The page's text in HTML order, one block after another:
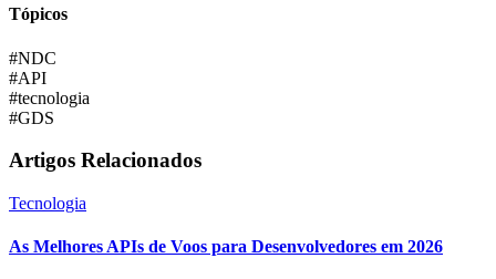
Tópicos
#NDC
#API
#tecnologia
#GDS
Artigos Relacionados
Tecnologia
As Melhores APIs de Voos para Desenvolvedores em 2026